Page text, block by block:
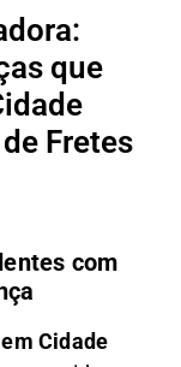
que
Fretes
com
Cidade